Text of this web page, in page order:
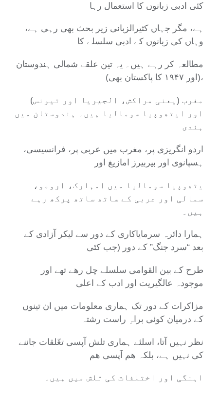
کئی ادبی زبانوں کا استعمال رہا
ہے، مگر جہاں کثیرالزبانی زیر بحث بھی رہی ہے،
وہاں کی زبانوں کے ادبی سلسلے کا
مطالعہ کر رہے ہیں۔ یہ تین علقے شمالی ہندوستان
(اور ۱۹۴۷ کا پاکستان بھی)،
مغرب (یعنی مراکش، الجیریا اور تیونس)
اور ایتھوپیا سومالیا ہیں۔ ہندوستان میں
ہندی
اردو انگریزی پر، مغرب میں عربی پر، فرانسیسی،
ہسپانوی اور بیربیرز امازیغ اور
یتھوپیا سومالیا میں امہارک، ارومو،
سمالی اور عربی کے ساتھ ساتھ پرکھ رہے
ہیں۔
ہمارا دائرہ سرمایاکاری کے دور سے لیکر آزادی کے
بعد “سرد جنگ” کے دور (جب کئی
طرح کے بین القوامی سلسلے چل رھے تھے اور
موجودہ عالگیریت اور ادب کے اعلی
مزاکرات کے دور تک ہماری معلومات میں ان تینوں
کے درمیان کوئی براہِ راست رشتہ
نظر نہیں آتا، اسلئے ہماری تلش آپسی تعّلقات جاننے
کی نہیں ہے، بلکہ ھم آپسی ھم
اہنگی اور اختلفات کی تلش میں ہیں۔